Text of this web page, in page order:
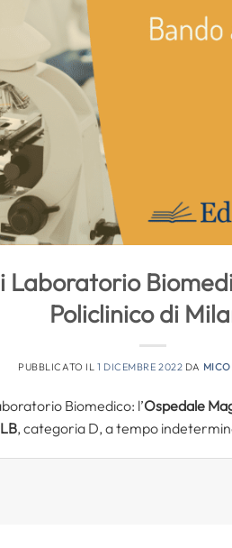
Laboratorio
Policlinico di
PUBBLICATO IL 1 DICEMBRE 2022 DA
Biomedico: l’Ospedale
, categoria D, a tempo